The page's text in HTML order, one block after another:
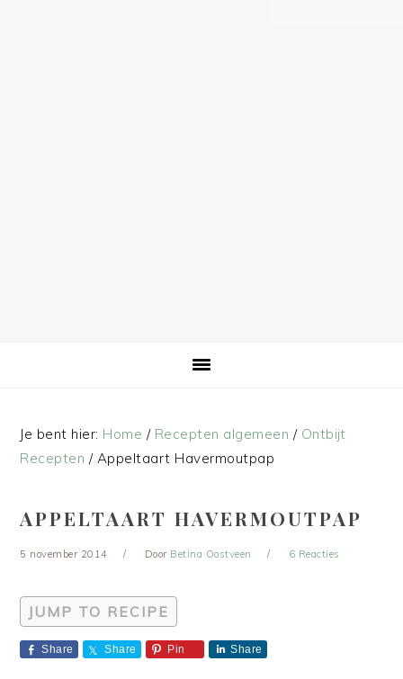
Je bent hier: Home / Recepten algemeen / Ontbijt
Recepten /Appeltaart Havermoutpap
APPELTAART HAVERMOUTPAP
5 november 2014 Door Betina Oostveen 6 Reacties
JUMP TO RECIPE
Share Share Pin Share